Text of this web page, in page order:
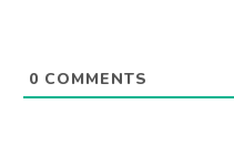
0 COMMENTS